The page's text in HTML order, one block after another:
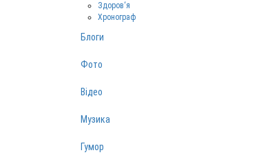
Здоров‘я
Хронограф
Блоги
Фото
Відео
Музика
Гумор